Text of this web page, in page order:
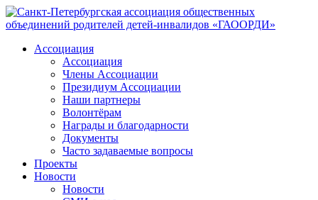
Ассоциация
Ассоциация
Члены Ассоциации
Президиум Ассоциации
Наши партнеры
Волонтёрам
Награды и благодарности
Документы
Часто задаваемые вопросы
Проекты
Новости
Новости